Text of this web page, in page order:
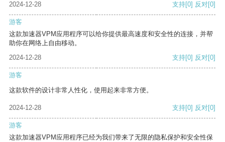
2024-12-28 支持[0] 反对[0]
游客
这款加速器VPM应用程序可以给你提供最高速度和安全性的连接，并帮
助你在网络上自由移动。
2024-12-28
支持[0] 反对[0]
游客
这款软件的设计非常人性化，使用起来非常方便。
2024-12-28 支持[0] 反对[0]
游客
这款加速器VPM应用程序已经为我们带来了无限的隐私保护和安全性保